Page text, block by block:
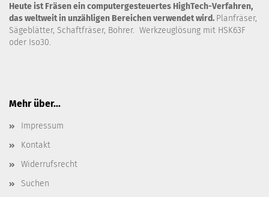
Heute ist Fräsen ein computergesteuertes HighTech-Verfahren,
das weltweit in unzähligen Bereichen verwendet wird. Planfräser,
Sägeblätter, Schaftfräser, Bohrer. Werkzeuglösung mit HSK63F
oder Iso30.
Mehr über...
Impressum
Kontakt
Widerrufsrecht
Suchen